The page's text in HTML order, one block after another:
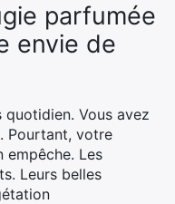
parfumée
envie de
Vous avez
Pourtant, votre
Les
Leurs belles